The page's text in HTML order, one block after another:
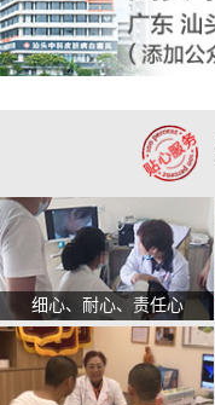
细心、耐心、责任心